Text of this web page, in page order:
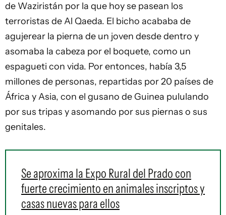
de Waziristán por la que hoy se pasean los
terroristas de Al Qaeda. El bicho acababa de
agujerear la pierna de un joven desde dentro y
asomaba la cabeza por el boquete, como un
espagueti con vida. Por entonces, había 3,5
millones de personas, repartidas por 20 países de
África y Asia, con el gusano de Guinea pululando
por sus tripas y asomando por sus piernas o sus
genitales.
Se aproxima la Expo Rural del Prado con
fuerte crecimiento en animales inscriptos y
casas nuevas para ellos